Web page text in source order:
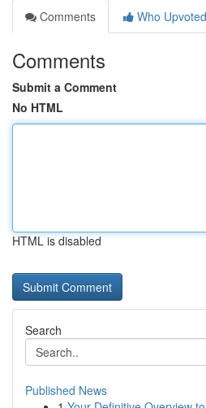
Comments
Who Upvoted
Comments
Submit a Comment
No HTML
HTML is disabled
Search
Published News